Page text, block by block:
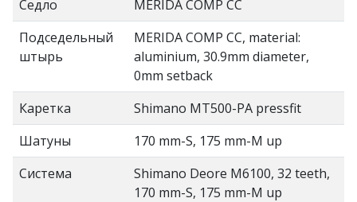
Седло
MERIDA COMP CC
Подседельный
штырь
MERIDA COMP CC, material:
aluminium, 30.9mm diameter,
0mm setback
Каретка
Shimano MT500-PA pressfit
Шатуны
170 mm-S, 175 mm-M up
Система
Shimano Deore M6100, 32 teeth,
170 mm-S, 175 mm-M up